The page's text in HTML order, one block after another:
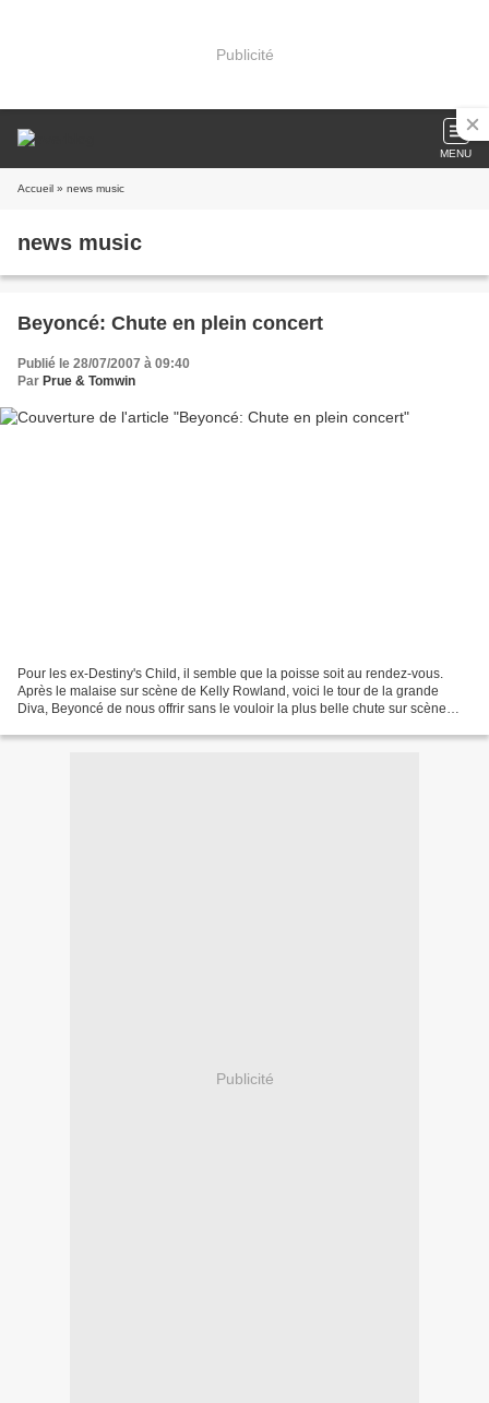
Publicité
MENU
Accueil » news music
news music
Beyoncé: Chute en plein concert
Publié le 28/07/2007 à 09:40
Par Prue & Tomwin
Pour les ex-Destiny's Child, il semble que la poisse soit au rendez-vous.
Après le malaise sur scène de Kelly Rowland, voici le tour de la grande
Diva, Beyoncé de nous offrir sans le vouloir la plus belle chute sur scène
Publicité